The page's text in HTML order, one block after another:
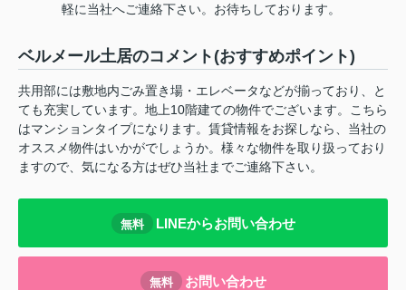
軽に当社へご連絡下さい。お待ちしております。
ベルメール土居のコメント(おすすめポイント)
共用部には敷地内ごみ置き場・エレベータなどが揃っており、と
ても充実しています。地上10階建ての物件でございます。こちら
はマンションタイプになります。賃貸情報をお探しなら、当社の
オススメ物件はいかがでしょうか。様々な物件を取り扱っており
ますので、気になる方はぜひ当社までご連絡下さい。
無料 LINEからお問い合わせ
無料 お問い合わせ